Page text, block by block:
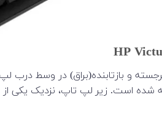
است. زیر لپ تاپ، نزدیک یکی از